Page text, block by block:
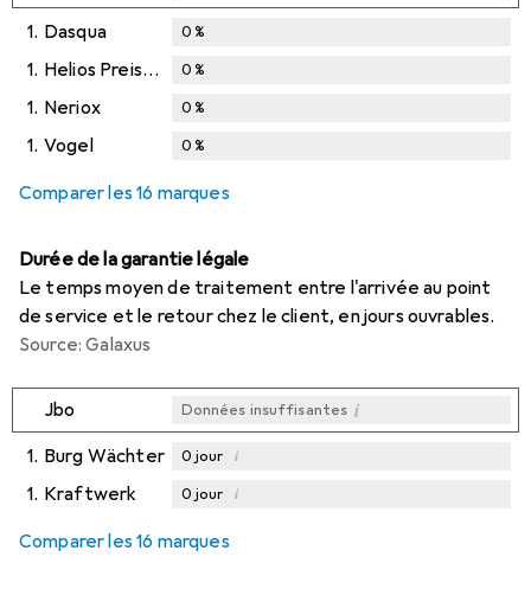
1. Dasqua 0%
1. Helios Preisser 0%
1. Neriox 0%
1. Vogel 0%
Comparer les 16 marques
Durée de la garantie légale
Le temps moyen de traitement entre l'arrivée au point
de service et le retour chez le client, en jours ouvrables.
Source: Galaxus
Jbo Données insuffisantes i
1. Burg Wächter 0 jour i
1. Kraftwerk 0 jour i
Comparer les 16 marques